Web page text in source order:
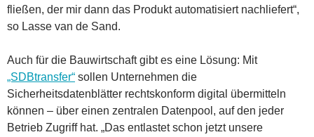
fließen, der mir dann das Produkt automatisiert nachliefert“,
so Lasse van de Sand.
Auch für die Bauwirtschaft gibt es eine Lösung: Mit
„SDBtransfer“ sollen Unternehmen die
Sicherheitsdatenblätter rechtskonform digital übermitteln
können – über einen zentralen Datenpool, auf den jeder
Betrieb Zugriff hat. „Das entlastet schon jetzt unsere